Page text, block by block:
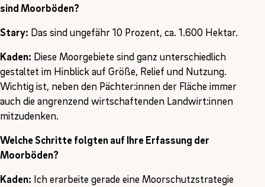
sind Moorböden?
Stary: Das sind ungefähr 10 Prozent, ca. 1.600 Hektar.
Kaden: Diese Moorgebiete sind ganz unterschiedlich
gestaltet im Hinblick auf Größe, Relief und Nutzung.
Wichtig ist, neben den Pächter:innen der Fläche immer
auch die angrenzend wirtschaftenden Landwirt:innen
mitzudenken.
Welche Schritte folgten auf Ihre Erfassung der
Moorböden?
Kaden: Ich erarbeite gerade eine Moorschutzstrategie